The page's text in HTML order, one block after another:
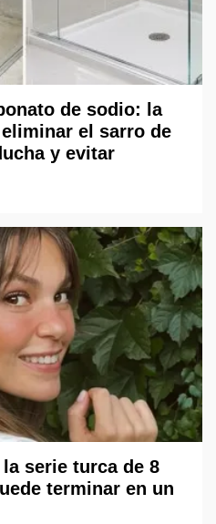
de sodio: la
el sarro de
y evitar
serie turca de 8
terminar en un